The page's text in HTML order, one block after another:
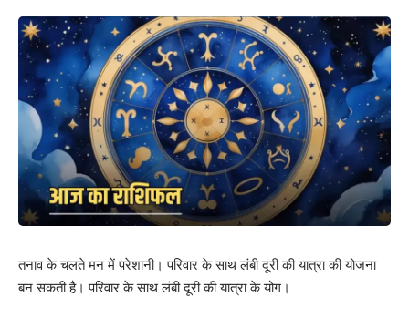
तनाव के चलते मन में परेशानी। परिवार के साथ लंबी दूरी की यात्रा की योजना
बन सकती है। परिवार के साथ लंबी दूरी की यात्रा के योग।